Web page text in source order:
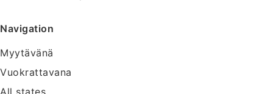
Navigation
Myytävänä
Vuokrattavana
All states